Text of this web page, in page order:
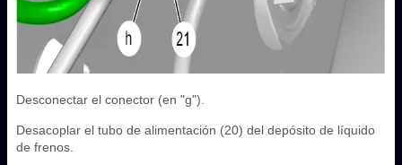
Desconectar el conector (en "g").
Desacoplar el tubo de alimentación (20) del depósito de líquido
de frenos.